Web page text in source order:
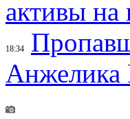
активы
18:34
Анжелика